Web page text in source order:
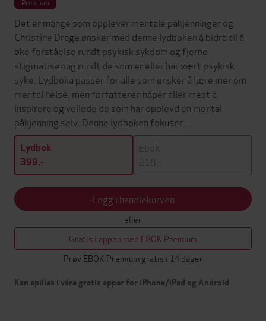
Premium
Det er mange som opplever mentale påkjenninger og
Christine Drage ønsker med denne lydboken å bidra til å
øke forståelse rundt psykisk sykdom og fjerne
stigmatisering rundt de som er eller har vært psykisk
syke. Lydboka passer for alle som ønsker å lære mer om
mental helse, men forfatteren håper aller mest å
inspirere og veilede de som har opplevd en mental
påkjenning selv. Denne lydboken fokuser…
Lydbok
399,-
Ebok
218,-
Legg i handlekurven
eller
Gratis i appen med EBOK Premium
Prøv EBOK Premium gratis i 14 dager
Kan spilles i våre gratis apper for iPhone/iPad og Android